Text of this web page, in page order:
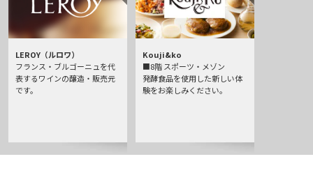
LEROY（ルロワ）
フランス・ブルゴーニュを代
表するワインの醸造・販売元
です。
Kouji&ko
■8階 スポーツ・メゾン
発酵食品を使用した新しい体
験をお楽しみください。